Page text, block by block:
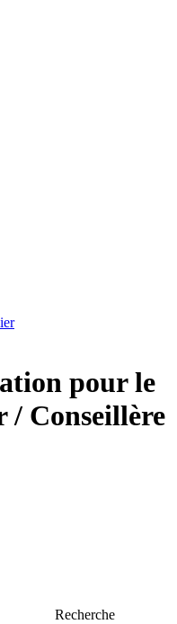
pour le
/ Conseillère
Recherche